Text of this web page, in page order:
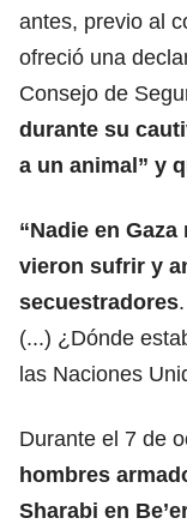
antes, previo al
ofreció una
Consejo de
durante su
a un animal” y
“Nadie en
vieron sufrir y
secuestradores
(...) ¿Dónde
las Naciones
Durante el 7 de
hombres
Sharabi en